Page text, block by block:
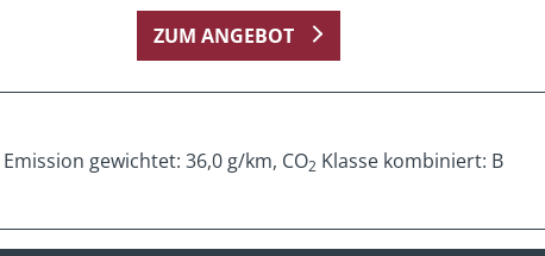
ZUM ANGEBOT
Emission gewichtet: 36,0 g/km, CO2 Klasse kombiniert: B